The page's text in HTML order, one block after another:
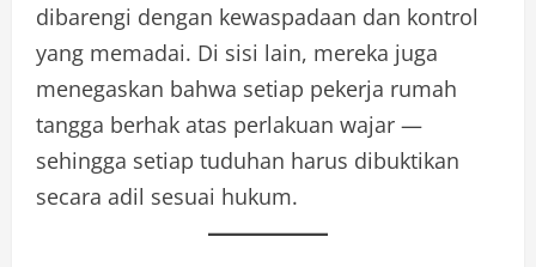
dibarengi dengan kewaspadaan dan kontrol
yang memadai. Di sisi lain, mereka juga
menegaskan bahwa setiap pekerja rumah
tangga berhak atas perlakuan wajar —
sehingga setiap tuduhan harus dibuktikan
secara adil sesuai hukum.